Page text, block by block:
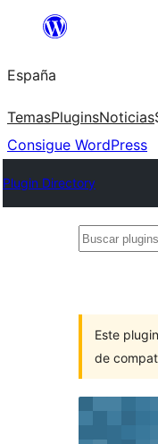
Saltar
contenido
España
TemasPluginsNoticias
Consigue WordPress
Plugin Directory
Buscar
Este plugin
de